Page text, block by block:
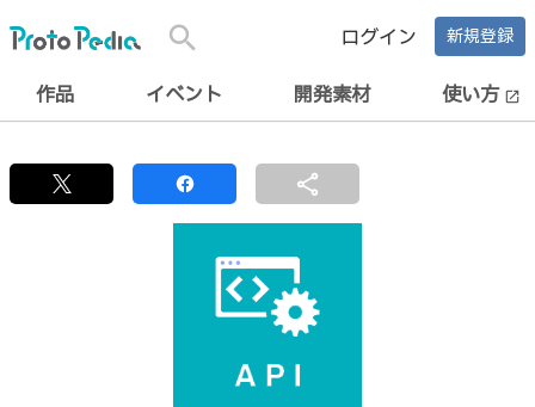
search ログイン 新規登録
作品 イベント 開発素材 使い方 open_in_new
share